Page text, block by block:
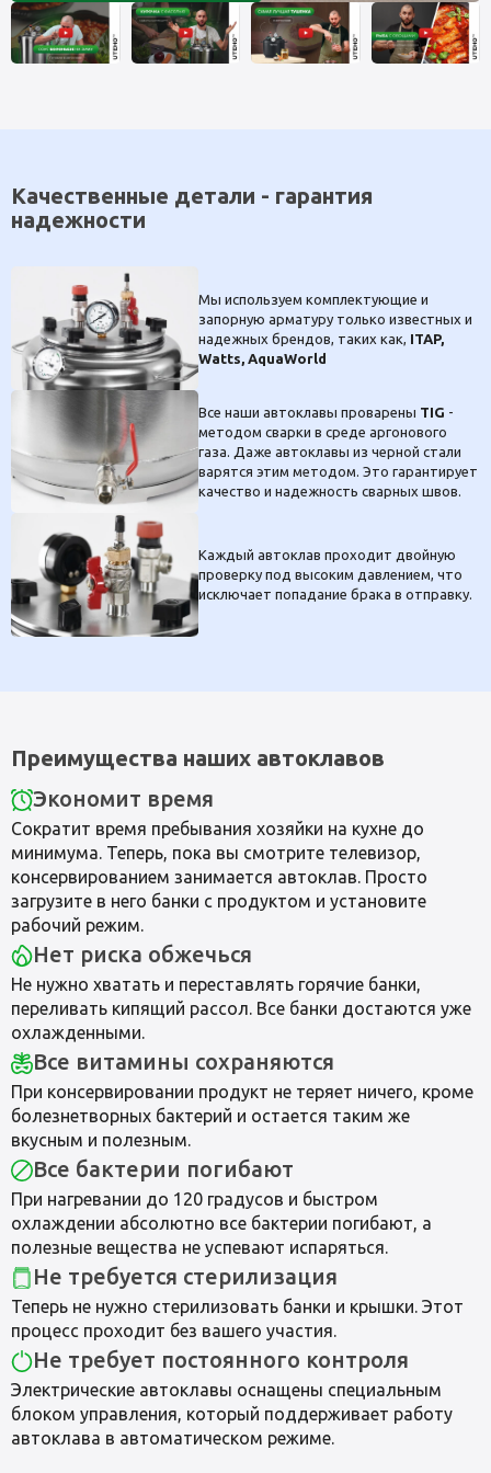
Качественные детали - гарантия
надежности
Мы используем комплектующие и
запорную арматуру только известных и
надежных брендов, таких как, ITAP,
Watts, AquaWorld
Все наши автоклавы проварены TIG -
методом сварки в среде аргонового
газа. Даже автоклавы из черной стали
варятся этим методом. Это гарантирует
качество и надежность сварных швов.
Каждый автоклав проходит двойную
проверку под высоким давлением, что
исключает попадание брака в отправку.
Преимущества наших автоклавов
Экономит время
Сократит время пребывания хозяйки на кухне до
минимума. Теперь, пока вы смотрите телевизор,
консервированием занимается автоклав. Просто
загрузите в него банки с продуктом и установите
рабочий режим.
Нет риска обжечься
Не нужно хватать и переставлять горячие банки,
переливать кипящий рассол. Все банки достаются уже
охлажденными.
Все витамины сохраняются
При консервировании продукт не теряет ничего, кроме
болезнетворных бактерий и остается таким же
вкусным и полезным.
Все бактерии погибают
При нагревании до 120 градусов и быстром
охлаждении абсолютно все бактерии погибают, а
полезные вещества не успевают испаряться.
Не требуется стерилизация
Теперь не нужно стерилизовать банки и крышки. Этот
процесс проходит без вашего участия.
Не требует постоянного контроля
Электрические автоклавы оснащены специальным
блоком управления, который поддерживает работу
автоклава в автоматическом режиме.